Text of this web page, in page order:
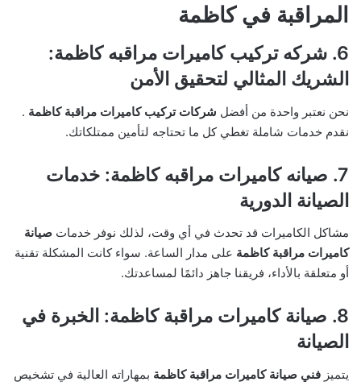
المراقبة في كاظمة
6. شركه تركيب كاميرات مراقبه كاظمة:
الشريك المثالي لتحقيق الأمن
نحن نعتبر واحدة من أفضل شركات تركيب كاميرات مراقبة كاظمة .
نقدم خدمات شاملة تغطي كل ما تحتاجه لتأمين ممتلكاتك.
7. صيانه كاميرات مراقبه كاظمة: خدمات
الصيانة الدورية
مشاكل الكاميرات قد تحدث في أي وقت، لذلك نوفر خدمات صيانة
كاميرات مراقبة كاظمة على مدار الساعة. سواء كانت المشكلة تقنية
أو متعلقة بالأداء، فريقنا جاهز دائمًا لمساعدتك.
8. صيانة كاميرات مراقبة كاظمة: الخبرة في
الصيانة
يتميز فني صيانة كاميرات مراقبة كاظمة بمهاراته العالية في تشخيص